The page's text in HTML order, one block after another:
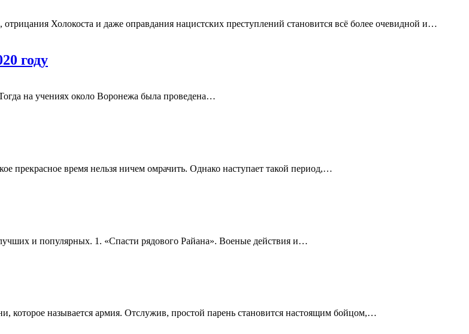
Холокоста и даже оправдания нацистских преступлений становится всё более очевидной и…
году
на учениях около Воронежа была проведена…
прекрасное время нельзя ничем омрачить. Однако наступает такой период,…
и популярных. 1. «Спасти рядового Райана». Военые действия и…
называется армия. Отслужив, простой парень становится настоящим бойцом,…